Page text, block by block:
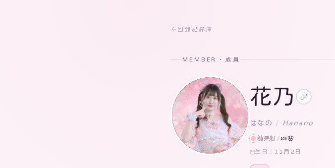
回到記錄庫
MEMBER · 成員
花乃
はなの / Hanano
糖果粉 /🍬🌸
生日： 11月2日